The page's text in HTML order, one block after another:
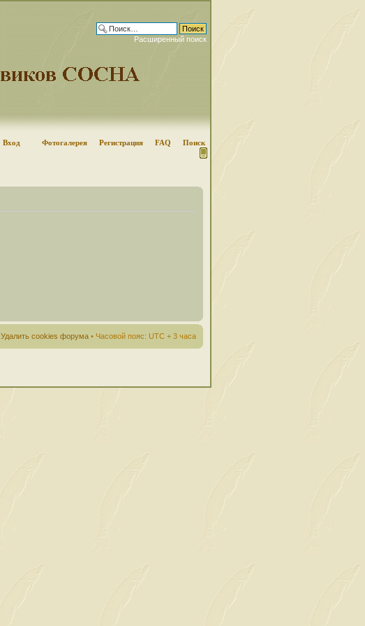
Расширенный поиск
Вход Фотогалерея Регистрация FAQ Поиск
Удалить cookies форума • Часовой пояс: UTC + 3 часа